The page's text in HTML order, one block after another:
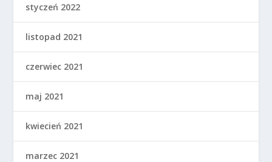
styczeń 2022
listopad 2021
czerwiec 2021
maj 2021
kwiecień 2021
marzec 2021